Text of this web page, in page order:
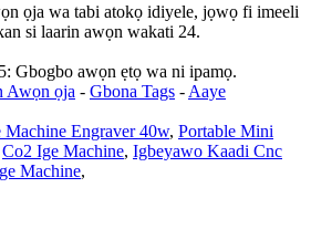
ọja wa tabi atokọ idiyele, jọwọ fi imeeli
si laarin awọn wakati 24.
Gbogbo awọn ẹtọ wa ni ipamọ.
Awọn ọja - Gbona Tags - Aaye
Engraver 40w, Portable Mini
Co2 Ige Machine, Igbeyawo Kaadi Cnc
Machine,